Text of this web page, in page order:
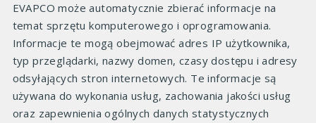
EVAPCO może automatycznie zbierać informacje na
temat sprzętu komputerowego i oprogramowania.
Informacje te mogą obejmować adres IP użytkownika,
typ przeglądarki, nazwy domen, czasy dostępu i adresy
odsyłających stron internetowych. Te informacje są
używana do wykonania usług, zachowania jakości usług
oraz zapewnienia ogólnych danych statystycznych